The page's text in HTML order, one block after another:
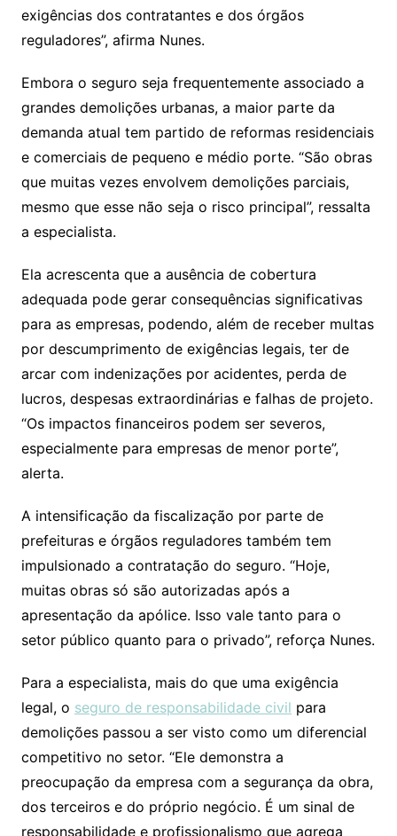
exigências dos contratantes e dos órgãos
reguladores”, afirma Nunes.
Embora o seguro seja frequentemente associado a
grandes demolições urbanas, a maior parte da
demanda atual tem partido de reformas residenciais
e comerciais de pequeno e médio porte. “São obras
que muitas vezes envolvem demolições parciais,
mesmo que esse não seja o risco principal”, ressalta
a especialista.
Ela acrescenta que a ausência de cobertura
adequada pode gerar consequências significativas
para as empresas, podendo, além de receber multas
por descumprimento de exigências legais, ter de
arcar com indenizações por acidentes, perda de
lucros, despesas extraordinárias e falhas de projeto.
“Os impactos financeiros podem ser severos,
especialmente para empresas de menor porte”,
alerta.
A intensificação da fiscalização por parte de
prefeituras e órgãos reguladores também tem
impulsionado a contratação do seguro. “Hoje,
muitas obras só são autorizadas após a
apresentação da apólice. Isso vale tanto para o
setor público quanto para o privado”, reforça Nunes.
Para a especialista, mais do que uma exigência
legal, o seguro de responsabilidade civil para
demolições passou a ser visto como um diferencial
competitivo no setor. “Ele demonstra a
preocupação da empresa com a segurança da obra,
dos terceiros e do próprio negócio. É um sinal de
responsabilidade e profissionalismo que agrega